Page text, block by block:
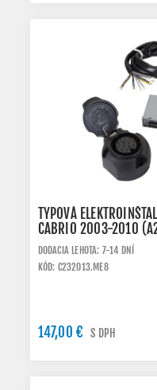
TYPOVÁ
CABRIO 2003-2010
DODACIA LEHOTA: 7-14 DNÍ
KÓD: C232013.ME8
147,00 € S DPH